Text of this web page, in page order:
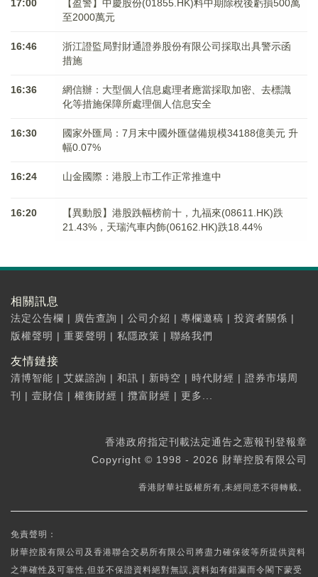
17:00
【盈警】中慶股份(01855.HK)料中期除稅後虧損500萬
至2000萬元
16:46
浙江證監局對財通證券股份有限公司採取出具警示函
措施
16:36
網信辦：大型個人信息處理者應當採取加密、去標識
化等措施保障所處理個人信息安全
16:30
國家外匯局：7月末中國外匯儲備規模34188億美元 升
幅0.07%
16:24 山金國際：港股上市工作正常推進中
16:20
【異動股】港股跌幅榜前十，九福來(08611.HK)跌
21.43%，天瑞汽車内飾(06162.HK)跌18.44%
相關訊息
法定公告欄 | 廣告查詢 | 公司介紹 | 專欄邀稿 | 投資者關係 |
版權聲明 | 重要聲明 | 私隱政策 | 聯絡我們
友情鏈接
清博智能 | 艾媒諮詢 | 和訊 | 新時空 | 時代財經 | 證券市場周
刊
| 壹財信 | 權衡財經 | 攬富財經 | 更多...
香港政府指定刊載法定通告之憲報刊登報章
Copyright © 1998 - 2026 財華控股有限公司
香港財華社版權所有,未經同意不得轉載。
免責聲明：
財華控股有限公司及香港聯合交易所有限公司將盡力確保彼等所提供資料
之準確性及可靠性,但並不保證資料絕對無誤,資料如有錯漏而令閣下蒙受